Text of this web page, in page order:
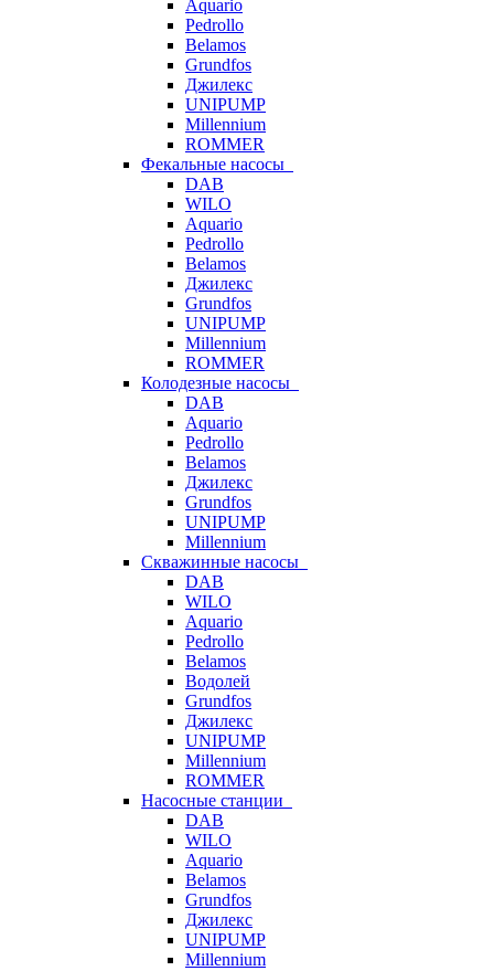
Aquario
Pedrollo
Belamos
Grundfos
Джилекс
UNIPUMP
Millennium
ROMMER
Фекальные насосы
DAB
WILO
Aquario
Pedrollo
Belamos
Джилекс
Grundfos
UNIPUMP
Millennium
ROMMER
Колодезные насосы
DAB
Aquario
Pedrollo
Belamos
Джилекс
Grundfos
UNIPUMP
Millennium
Скважинные насосы
DAB
WILO
Aquario
Pedrollo
Belamos
Водолей
Grundfos
Джилекс
UNIPUMP
Millennium
ROMMER
Насосные станции
DAB
WILO
Aquario
Belamos
Grundfos
Джилекс
UNIPUMP
Millennium